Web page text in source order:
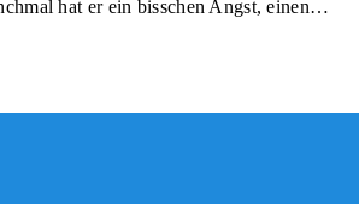
hat er ein bisschen Angst, einen…